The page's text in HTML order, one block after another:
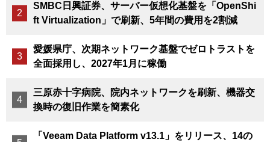
SMBC日興証券、サーバー仮想化基盤を「OpenShi
ft Virtualization」で刷新、5年間の費用を2割減
愛媛県庁、次期ネットワーク基盤でゼロトラストを
全面採用し、2027年1月に稼働
三原赤十字病院、院内ネットワークを刷新、機器交
換時の復旧作業を簡素化
「Veeam Data Platform v13.1」をリリース、14の